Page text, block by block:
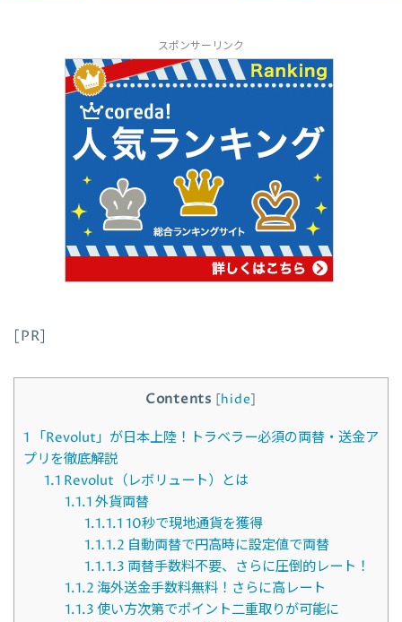
スポンサーリンク
[PR]
Contents [hide]
1 「Revolut」が日本上陸！トラベラー必須の両替・送金ア
プリを徹底解説
1.1 Revolut（レボリュート）とは
1.1.1外貨両替
1.1.1.110秒で現地通貨を獲得
1.1.1.2 自動両替で円高時に設定値で両替
1.1.1.3 両替手数料不要、さらに圧倒的レート！
1.1.2海外送金手数料無料！さらに高レート
1.1.3使い方次第でポイント二重取りが可能に